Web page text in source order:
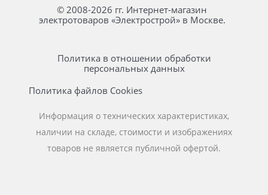
© 2008-2026 гг. Интернет-магазин
электротоваров «Электрострой» в Москве.
Политика в отношении обработки
персональных данных
Политика файлов Cookies
Информация о технических характеристиках,
наличии на складе, стоимости и изображениях
товаров не является публичной офертой.